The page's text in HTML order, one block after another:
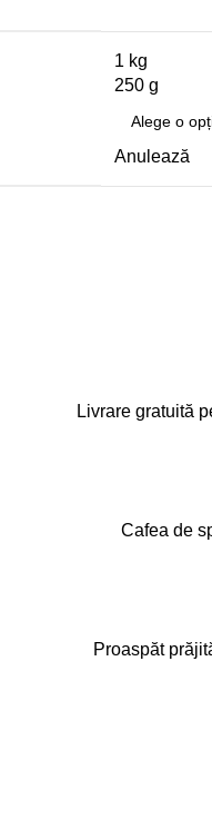
1 kg
250 g
Anulează
Livrare gratuită
Cafea de
Proaspăt